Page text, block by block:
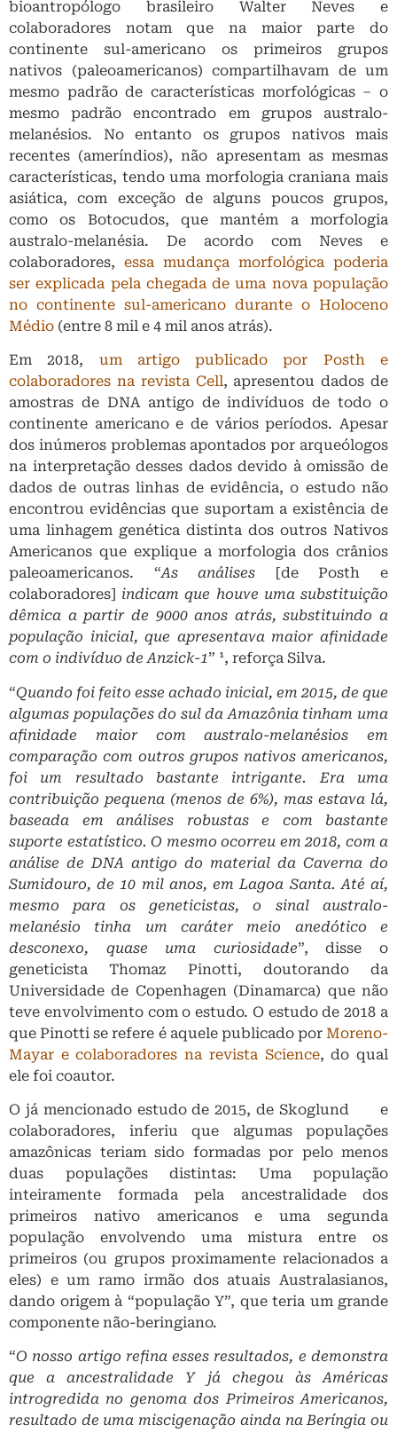
bioantropólogo brasileiro Walter Neves e
colaboradores notam que na maior parte do
continente sul-americano os primeiros grupos
nativos (paleoamericanos) compartilhavam de um
mesmo padrão de características morfológicas – o
mesmo padrão encontrado em grupos australo-
melanésios. No entanto os grupos nativos mais
recentes (ameríndios), não apresentam as mesmas
características, tendo uma morfologia craniana mais
asiática, com exceção de alguns poucos grupos,
como os Botocudos, que mantém a morfologia
australo-melanésia. De acordo com Neves e
colaboradores, essa mudança morfológica poderia
ser explicada pela chegada de uma nova população
no continente sul-americano durante o Holoceno
Médio (entre 8 mil e 4 mil anos atrás).
Em 2018, um artigo publicado por Posth e
colaboradores na revista Cell, apresentou dados de
amostras de DNA antigo de indivíduos de todo o
continente americano e de vários períodos. Apesar
dos inúmeros problemas apontados por arqueólogos
na interpretação desses dados devido à omissão de
dados de outras linhas de evidência, o estudo não
encontrou evidências que suportam a existência de
uma linhagem genética distinta dos outros Nativos
Americanos que explique a morfologia dos crânios
paleoamericanos. “As análises
[de Posth e
colaboradores] indicam que houve uma substituição
dêmica a partir de 9000 anos atrás, substituindo a
população inicial, que apresentava maior afinidade
com o indivíduo de Anzick-1” ¹, reforça Silva.
“Quando foi feito esse achado inicial, em 2015, de que
algumas populações do sul da Amazônia tinham uma
afinidade maior com australo-melanésios em
comparação com outros grupos nativos americanos,
foi um resultado bastante intrigante. Era uma
contribuição pequena (menos de 6%), mas estava lá,
baseada em análises robustas e com bastante
suporte estatístico. O mesmo ocorreu em 2018, com a
análise de DNA antigo do material da Caverna do
Sumidouro, de 10 mil anos, em Lagoa Santa. Até aí,
mesmo para os geneticistas, o sinal australo-
melanésio tinha um caráter meio anedótico e
desconexo, quase uma curiosidade”, disse o
geneticista Thomaz Pinotti, doutorando da
Universidade de Copenhagen (Dinamarca) que não
teve envolvimento com o estudo. O estudo de 2018 a
que Pinotti se refere é aquele publicado por Moreno-
Mayar e colaboradores na revista Science, do qual
ele foi coautor.
O já mencionado estudo de 2015, de Skoglund e
colaboradores, inferiu que algumas populações
amazônicas teriam sido formadas por pelo menos
duas populações distintas: Uma população
inteiramente formada pela ancestralidade dos
primeiros nativo americanos e uma segunda
população envolvendo uma mistura entre os
primeiros (ou grupos proximamente relacionados a
eles) e um ramo irmão dos atuais Australasianos,
dando origem à “população Y”, que teria um grande
componente não-beringiano.
“O nosso artigo refina esses resultados, e demonstra
que a ancestralidade Y já chegou às Américas
introgredida no genoma dos Primeiros Americanos,
resultado de uma miscigenação ainda na Beríngia ou